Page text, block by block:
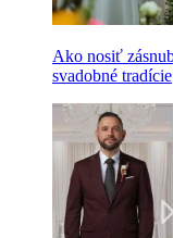
Ako nosiť
svadobné tradície